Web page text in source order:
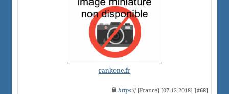
rankone.fr
https:// [France] [07-12-2018] [#68]